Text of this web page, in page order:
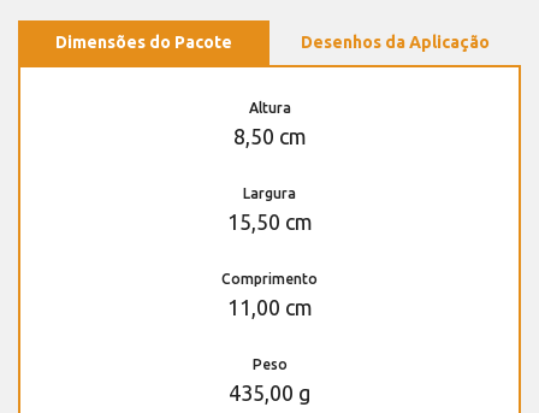
Dimensões do Pacote Desenhos da Aplicação
Altura
8,50 cm
Largura
15,50 cm
Comprimento
11,00 cm
Peso
435,00 g